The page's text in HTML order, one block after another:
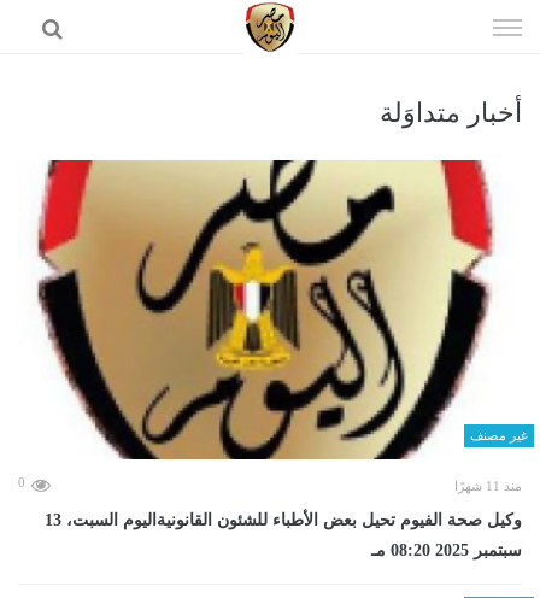
الى
أخبار متداوَلة
غير مصنف
منذ 11 شهرًا 0
وكيل صحة الفيوم تحيل بعض الأطباء للشئون القانونيةاليوم السبت، 13
سبتمبر 2025 08:20 مـ